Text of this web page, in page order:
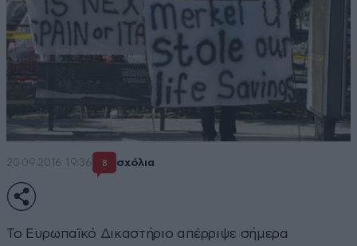
20·09·2016 19:36 8 σχόλια
Το Ευρωπαϊκό Δικαστήριο απέρριψε σήμερα